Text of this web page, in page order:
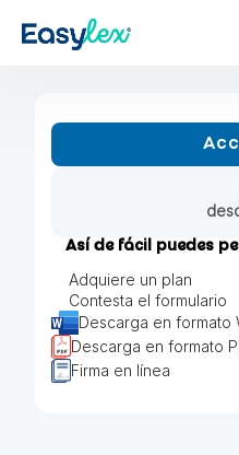
Así de fácil puedes
Adquiere un plan
Contesta el formulario
Descarga en formato
Descarga en formato
Firma en línea